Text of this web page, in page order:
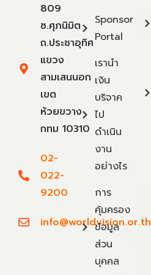
809
ซ.ศุภนิมิต
ถ.ประชาอุทิศ
แขวง
สามเสนนอก
เขต
ห้วยขวาง
กทม 10310
02-
022-
9200
info@worldvision.or.th
Sponsor
Portal
เรานำ
เงิน
บริจาค
ไป
ดำเนิน
งาน
อย่างไร
การ
คุ้มครอง
ข้อมูล
ส่วน
บุคคล